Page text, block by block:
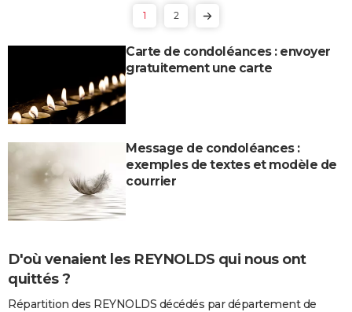
1 2
Carte de condoléances : envoyer
gratuitement une carte
Message de condoléances :
exemples de textes et modèle de
courrier
D'où venaient les REYNOLDS qui nous ont
quittés ?
Répartition des REYNOLDS décédés par département de